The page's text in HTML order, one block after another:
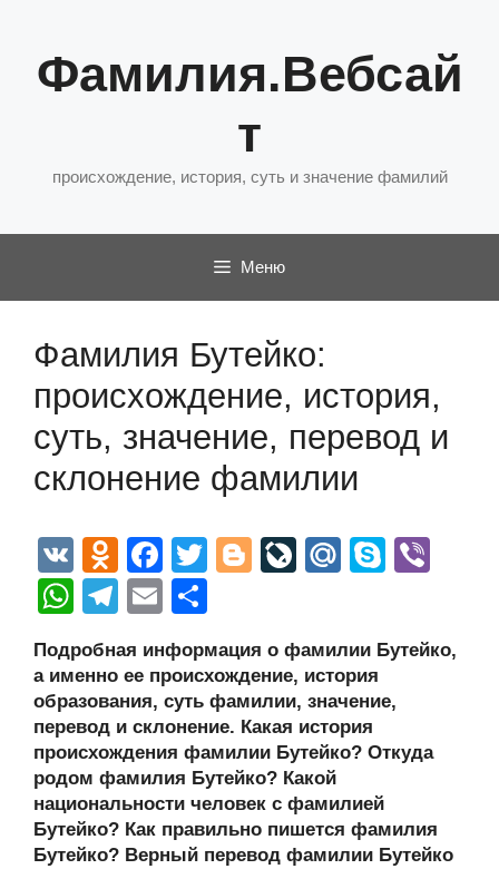
содержимому
Фамилия.Вебсай
т
происхождение, история, суть и значение фамилий
Меню
Фамилия Бутейко:
происхождение, история,
суть, значение, перевод и
склонение фамилии
V
K
O
d
n
o
kl
a
ss
ni
ki
F
a
c
e
b
o
o
k
T
er
Bl
g
er
Li
J
o
ur
n
al
M
u
S
e
W
at
s
A
p
p
T
e
gr
a
m
E
ail р
а
в
и
ть
Подробная информация о фамилии Бутейко,
а именно ее происхождение, история
образования, суть фамилии, значение,
перевод и склонение. Какая история
происхождения фамилии Бутейко? Откуда
родом фамилия Бутейко? Какой
национальности человек с фамилией
Бутейко? Как правильно пишется фамилия
Бутейко? Верный перевод фамилии Бутейко